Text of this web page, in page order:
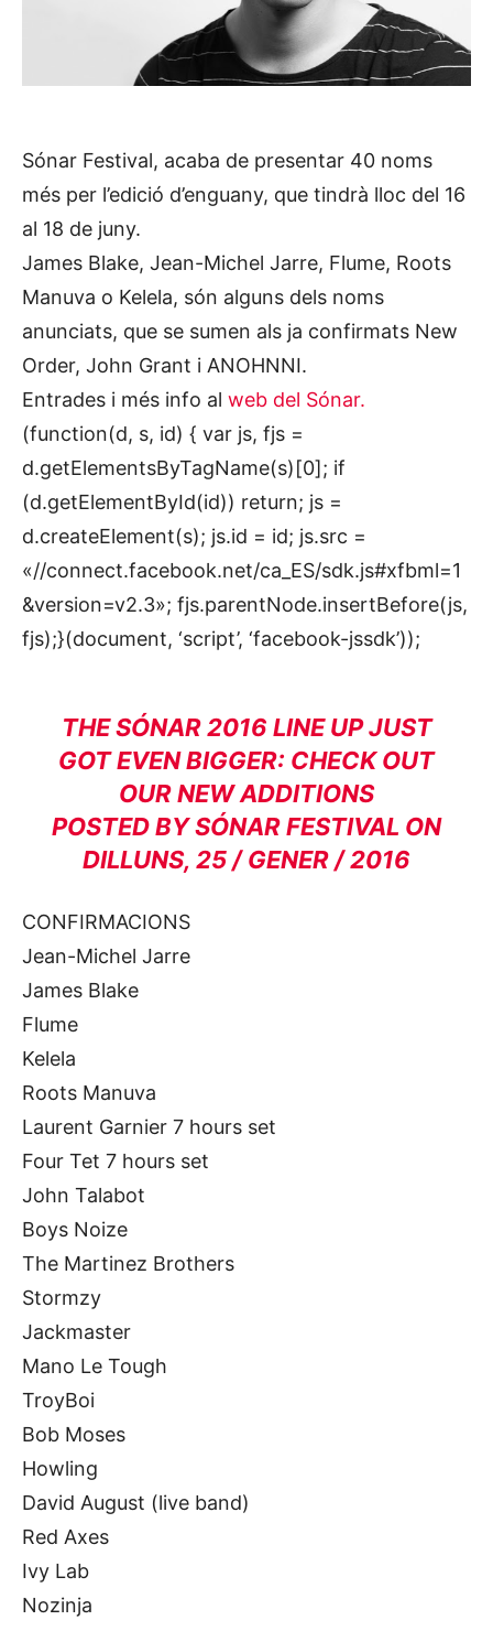
Sónar Festival, acaba de presentar 40 noms
més per l’edició d’enguany, que tindrà lloc del 16
al 18 de juny.
James Blake, Jean-Michel Jarre, Flume, Roots
Manuva o Kelela, són alguns dels noms
anunciats, que se sumen als ja confirmats New
Order, John Grant i ANOHNNI.
Entrades i més info al web del Sónar.
(function(d, s, id) { var js, fjs =
d.getElementsByTagName(s)[0]; if
(d.getElementById(id)) return; js =
d.createElement(s); js.id = id; js.src =
«//connect.facebook.net/ca_ES/sdk.js#xfbml=1
&version=v2.3»; fjs.parentNode.insertBefore(js,
fjs);}(document, ‘script’, ‘facebook-jssdk’));
THE SÓNAR 2016 LINE UP JUST
GOT EVEN BIGGER: CHECK OUT
OUR NEW ADDITIONS
POSTED BYSÓNAR FESTIVAL ON
DILLUNS, 25 / GENER / 2016
CONFIRMACIONS
Jean-Michel Jarre
James Blake
Flume
Kelela
Roots Manuva
Laurent Garnier 7 hours set
Four Tet 7 hours set
John Talabot
Boys Noize
The Martinez Brothers
Stormzy
Jackmaster
Mano Le Tough
TroyBoi
Bob Moses
Howling
David August (live band)
Red Axes
Ivy Lab
Nozinja